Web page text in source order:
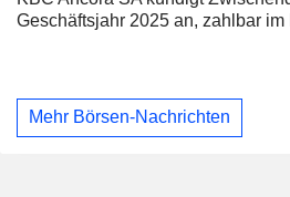
Geschäftsjahr 2025 an, zahlbar
Mehr Börsen-Nachrichten